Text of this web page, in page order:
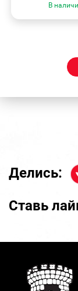
В
Делись:
Ставь